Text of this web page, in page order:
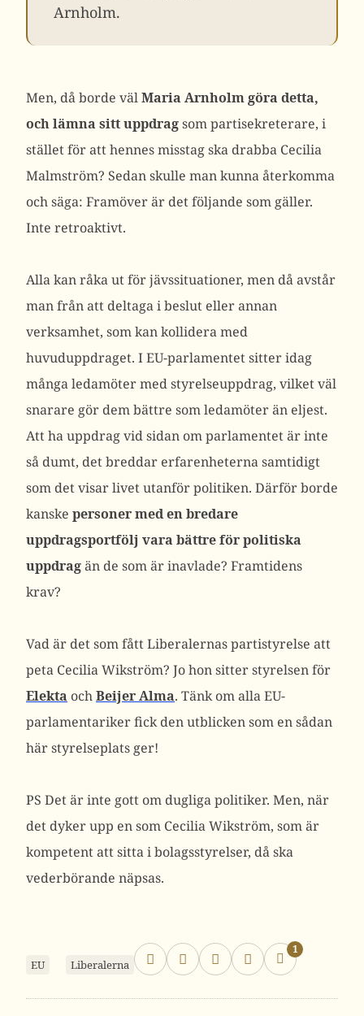
Arnholm.
Men, då borde välMaria Arnholm göra detta,
och lämna sitt uppdragsom partisekreterare, i
stället för att hennes misstag ska drabba Cecilia
Malmström? Sedan skulle man kunna återkomma
och säga: Framöver är det följande som gäller.
Inte retroaktivt.
Alla kan råka ut för jävssituationer, men då avstår
man från att deltaga i beslut eller annan
verksamhet, som kan kollidera med
huvuduppdraget. I EU-parlamentet sitter idag
många ledamöter med styrelseuppdrag, vilket väl
snarare gör dem bättre som ledamöter än eljest.
Att ha uppdrag vid sidan om parlamentet är inte
så dumt, det breddar erfarenheterna samtidigt
som det visar livet utanför politiken. Därför borde
kanske personer med en bredare
uppdragsportfölj vara bättre för politiska
uppdragän de som är inavlade? Framtidens
krav?
Vad är det som fått Liberalernas partistyrelse att
peta Cecilia Wikström? Jo hon sitter styrelsen för
Elekta ochBeijer Alma. Tänk om alla EU-
parlamentariker fick den utblicken som en sådan
här styrelseplats ger!
PS Det är inte gott om dugliga politiker. Men, när
det dyker upp en som Cecilia Wikström, som är
kompetent att sitta i bolagsstyrelser, då ska
vederbörande näpsas.
EU Liberalerna
1